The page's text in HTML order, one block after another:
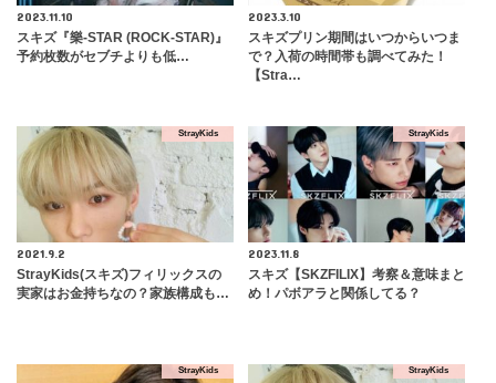
2023.11.10
スキズ『樂-STAR (ROCK-STAR)』
予約枚数がセブチよりも低…
2023.3.10
スキズプリン期間はいつからいつま
で？入荷の時間帯も調べてみた！
【Stra…
StrayKids
2021.9.2
StrayKids(スキズ)フィリックスの
実家はお金持ちなの？家族構成も…
StrayKids
2023.11.8
スキズ【SKZFILIX】考察＆意味まと
め！パボアラと関係してる？
StrayKids StrayKids